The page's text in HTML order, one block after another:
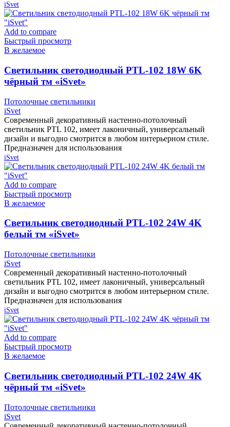
iSvet
Add to compare
Быстрый просмотр
В желаемое
Cветильник светодиодный PTL-102 18W 6K
чёрный тм «iSvet»
Потолочные светильники
iSvet
Современный декоративный настенно-потолочный
светильник PTL 102, имеет лаконичный, универсальный
дизайн и выгодно смотрится в любом интерьерном стиле.
Предназначен для использования
iSvet
Add to compare
Быстрый просмотр
В желаемое
Cветильник светодиодный PTL-102 24W 4K
белый тм «iSvet»
Потолочные светильники
iSvet
Современный декоративный настенно-потолочный
светильник PTL 102, имеет лаконичный, универсальный
дизайн и выгодно смотрится в любом интерьерном стиле.
Предназначен для использования
iSvet
Add to compare
Быстрый просмотр
В желаемое
Cветильник светодиодный PTL-102 24W 4K
чёрный тм «iSvet»
Потолочные светильники
iSvet